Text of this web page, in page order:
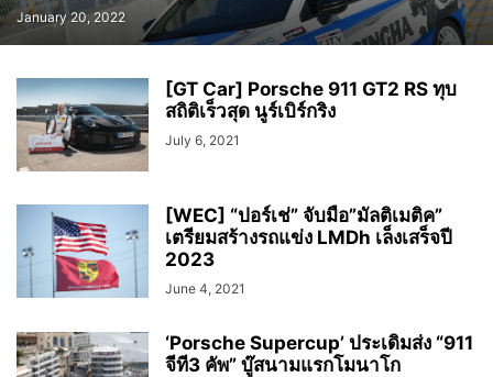
January 20, 2022
[GT Car] Porsche 911 GT2 RS ทุบ
สถิติเร็วสุด นูร์เบิร์กริง
July 6, 2021
[WEC] “ปอร์เช่” จับมือ”มัลติเมติค”
เตรียมสร้างรถแข่ง LMDh เล็งเสร็จปี
2023
June 4, 2021
‘Porsche Supercup’ ประเดิมส่ง “911
จีที3 คัพ” บู๊สนามแรกโมนาโก